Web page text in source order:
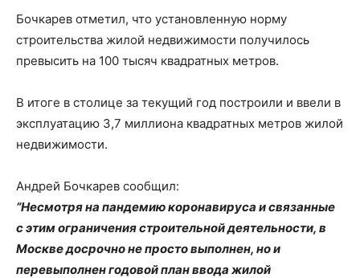
Бочкарев отметил, что установленную норму
строительства жилой недвижимости получилось
превысить на 100 тысяч квадратных метров.
В итоге в столице за текущий год построили и ввели в
эксплуатацию 3,7 миллиона квадратных метров жилой
недвижимости.
Андрей Бочкарев сообщил:
“Несмотря на пандемию коронавируса и связанные
с этим ограничения строительной деятельности, в
Москве досрочно не просто выполнен, но и
перевыполнен годовой план ввода жилой